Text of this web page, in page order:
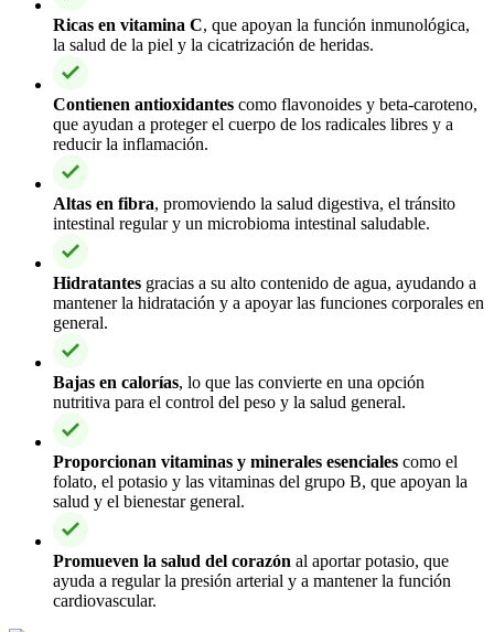
Ricas en vitamina C, que apoyan la función inmunológica,
la salud de la piel y la cicatrización de heridas.
Contienen antioxidantes como flavonoides y beta-caroteno,
que ayudan a proteger el cuerpo de los radicales libres y a
reducir la inflamación.
Altas en fibra, promoviendo la salud digestiva, el tránsito
intestinal regular y un microbioma intestinal saludable.
Hidratantes gracias a su alto contenido de agua, ayudando a
mantener la hidratación y a apoyar las funciones corporales en
general.
Bajas en calorías, lo que las convierte en una opción
nutritiva para el control del peso y la salud general.
Proporcionan vitaminas y minerales esenciales como el
folato, el potasio y las vitaminas del grupo B, que apoyan la
salud y el bienestar general.
Promueven la salud del corazón al aportar potasio, que
ayuda a regular la presión arterial y a mantener la función
cardiovascular.